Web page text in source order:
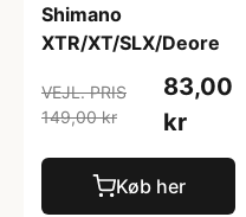
Shimano
XTR/XT/SLX/Deore
VEJL. PRIS
149,00 kr
83,00
kr
Køb her